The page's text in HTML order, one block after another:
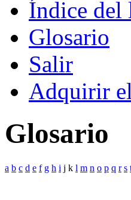
Índice del
Glosario
Salir
Adquirir
Glosario
a b c d e f g h i j k l m n o p q r s